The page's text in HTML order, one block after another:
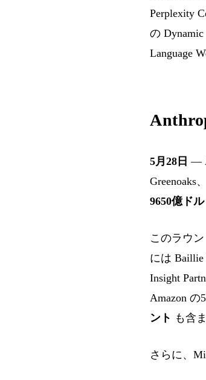
Perplexity
の
Language
5月28日 —
Greenoaks
9650億ドル
このラウ
には Baillie
Insight
Amazon
ント も含
さらに、